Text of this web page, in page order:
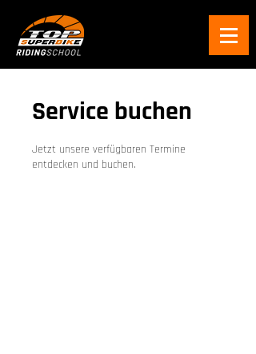
Service buchen
Jetzt unsere verfügbaren Termine
entdecken und buchen.